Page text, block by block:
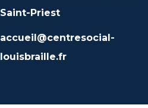
Saint-Priest
accueil@centresocial-
louisbraille.fr